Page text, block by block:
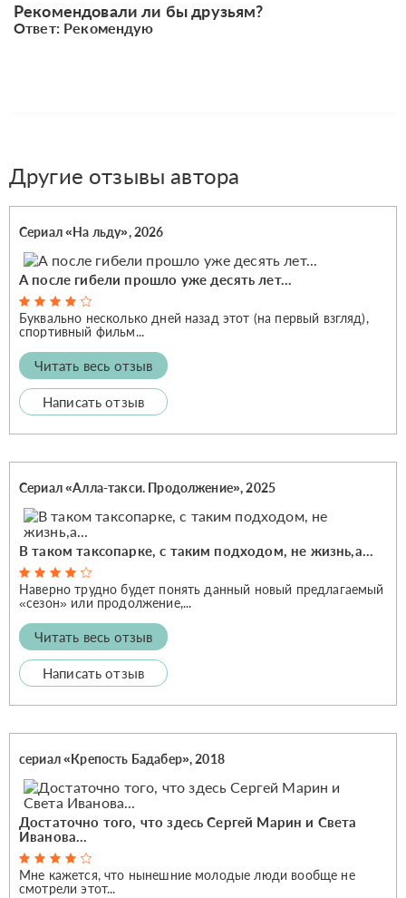
Рекомендовали ли бы друзьям?
Ответ: Рекомендую
Другие отзывы автора
Сериал «На льду», 2026
А после гибели прошло уже десять лет...
Буквально несколько дней назад этот (на первый взгляд),
спортивный фильм...
Читать весь отзыв
Написать отзыв
Сериал «Алла-такси. Продолжение», 2025
В таком таксопарке, с таким подходом, не жизнь,а...
Наверно трудно будет понять данный новый предлагаемый
«сезон» или продолжение,...
Читать весь отзыв
Написать отзыв
сериал «Крепость Бадабер», 2018
Достаточно того, что здесь Сергей Марин и Света
Иванова...
Мне кажется, что нынешние молодые люди вообще не
смотрели этот...